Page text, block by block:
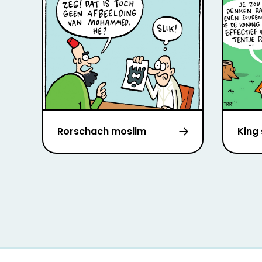
Rorschach moslim King